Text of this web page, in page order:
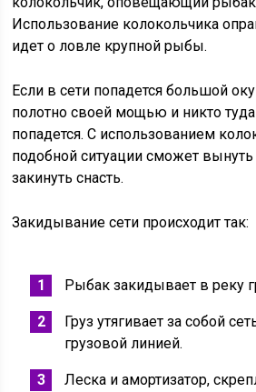
Использование колокольчика
идет о ловле крупной рыбы.
Если в сети попадется большой
полотно своей мощью и никто
попадется. С использованием
подобной ситуации сможет
закинуть снасть.
Закидывание сети происходит так:
Рыбак закидывает в реку
Груз утягивает за собой
грузовой линией.
Леска и амортизатор,